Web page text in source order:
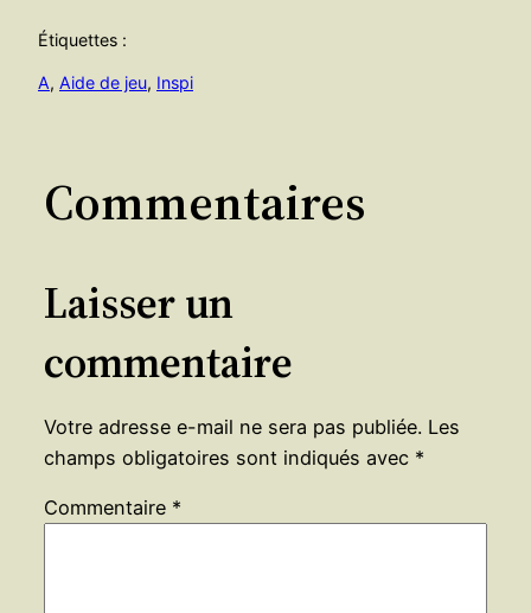
Étiquettes :
A, Aide de jeu, Inspi
Commentaires
Laisser un
commentaire
Votre adresse e-mail ne sera pas publiée. Les
champs obligatoires sont indiqués avec *
Commentaire *